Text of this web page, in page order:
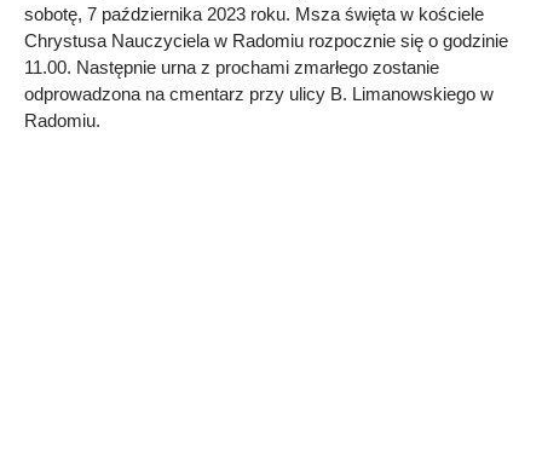
sobotę, 7 października 2023 roku. Msza święta w kościele
Chrystusa Nauczyciela w Radomiu rozpocznie się o godzinie
11.00. Następnie urna z prochami zmarłego zostanie
odprowadzona na cmentarz przy ulicy B. Limanowskiego w
Radomiu.